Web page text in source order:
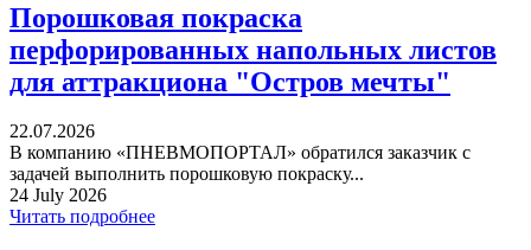
Порошковая покраска
перфорированных напольных листов
для аттракциона "Остров мечты"
22.07.2026
В компанию «ПНЕВМОПОРТАЛ» обратился заказчик с
задачей выполнить порошковую покраску...
24 July 2026
Читать подробнее